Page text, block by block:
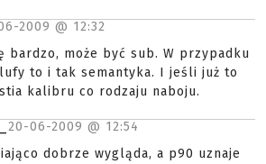
2009 @ 12:32
bardzo, może być sub. W przypadku
to i tak semantyka. I jeśli już to
kalibru co rodzaju naboju.
20-06-2009 @ 12:54
dobrze wygląda, a p90 uznaje